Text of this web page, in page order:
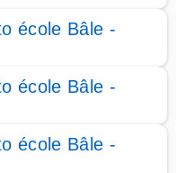
école Bâle -
école Bâle -
école Bâle -